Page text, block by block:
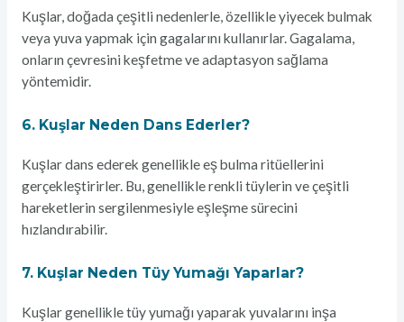
Kuşlar, doğada çeşitli nedenlerle, özellikle yiyecek bulmak
veya yuva yapmak için gagalarını kullanırlar. Gagalama,
onların çevresini keşfetme ve adaptasyon sağlama
yöntemidir.
6. Kuşlar Neden Dans Ederler?
Kuşlar dans ederek genellikle eş bulma ritüellerini
gerçekleştirirler. Bu, genellikle renkli tüylerin ve çeşitli
hareketlerin sergilenmesiyle eşleşme sürecini
hızlandırabilir.
7. Kuşlar Neden Tüy Yumağı Yaparlar?
Kuşlar genellikle tüy yumağı yaparak yuvalarını inşa